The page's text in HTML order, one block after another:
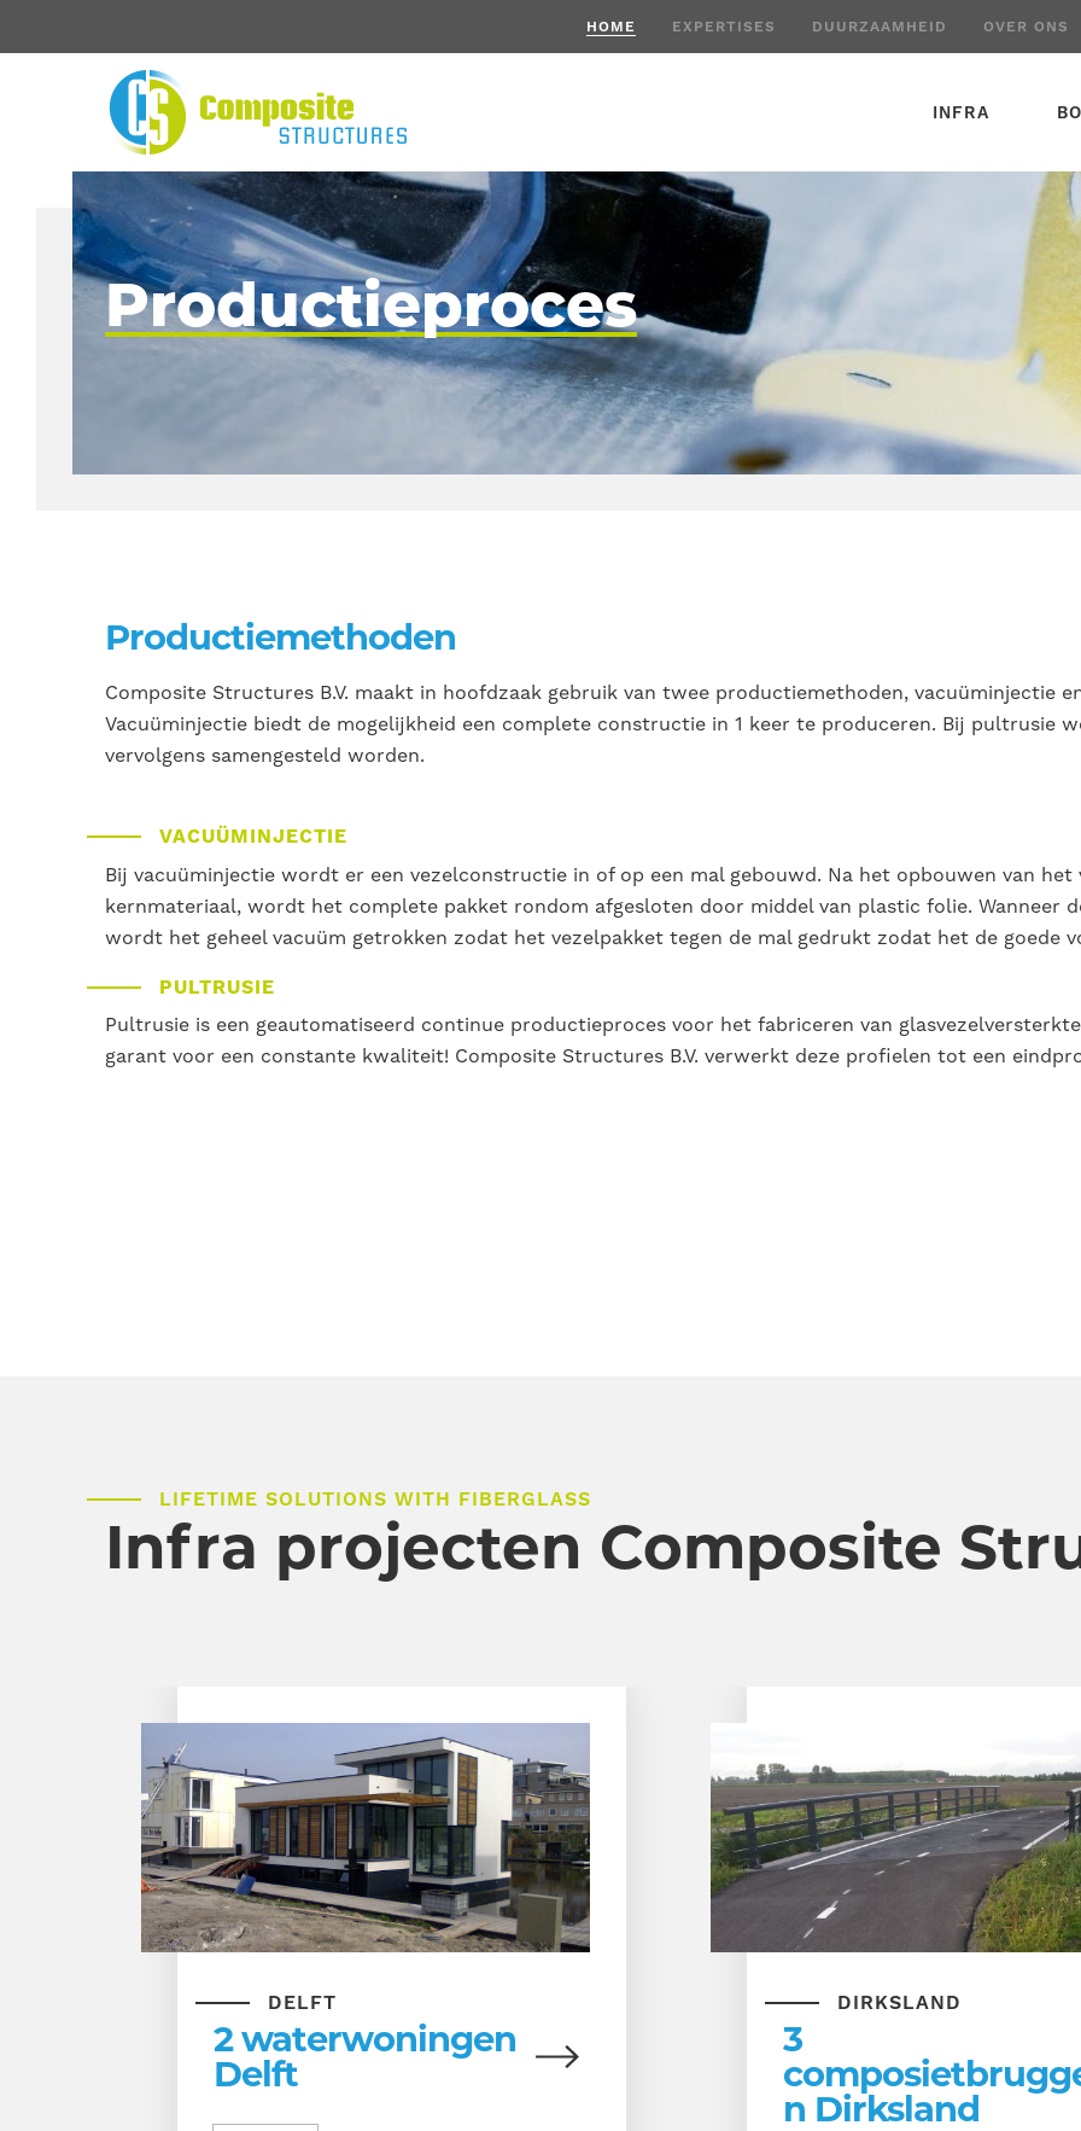
HOME EXPERTISES DUURZAAMHEID OVER ONS
INFRA
Productieproces
Productiemethoden
Composite Structures B.V. maakt in hoofdzaak gebruik van twee productiemethoden, vacuüminjectie
Vacuüminjectie biedt de mogelijkheid een complete constructie in 1 keer te produceren. Bij pultrusie
vervolgens samengesteld worden.
VACUÜMINJECTIE
Bij vacuüminjectie wordt er een vezelconstructie in of op een mal gebouwd. Na het opbouwen van
kernmateriaal, wordt het complete pakket rondom afgesloten door middel van plastic folie. Wanneer
wordt het geheel vacuüm getrokken zodat het vezelpakket tegen de mal gedrukt zodat het de goede
PULTRUSIE
Pultrusie is een geautomatiseerd continue productieproces voor het fabriceren van
garant voor een constante kwaliteit! Composite Structures B.V. verwerkt deze profielen tot een
LIFETIME SOLUTIONS WITH FIBERGLASS
Infra projecten Composite
DELFT
2 waterwoningen
Delft
DIRKSLAND
3
n Dirksland